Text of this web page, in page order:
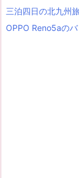
三泊四日の北九州
OPPO Reno5aの